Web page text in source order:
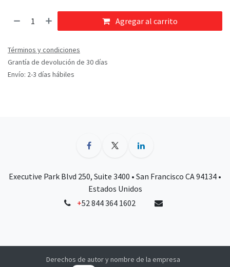
Agregar al carrito
Términos y condiciones
Grantía de devolución de 30 días
Envío: 2-3 días hábiles
Executive Park Blvd 250, Suite 3400 • San Francisco CA 94134 •
Estados Unidos
+52 844 364 1602
Derechos de autor y nombre de la empresa